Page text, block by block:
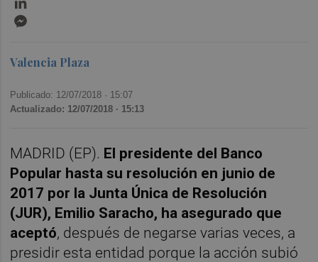
Valencia Plaza
Publicado: 12/07/2018 · 15:07
Actualizado: 12/07/2018 · 15:13
MADRID (EP). El presidente del Banco
Popular hasta su resolución en junio de
2017 por la Junta Única de Resolución
(JUR), Emilio Saracho, ha asegurado que
aceptó, después de negarse varias veces, a
presidir esta entidad porque la acción subió